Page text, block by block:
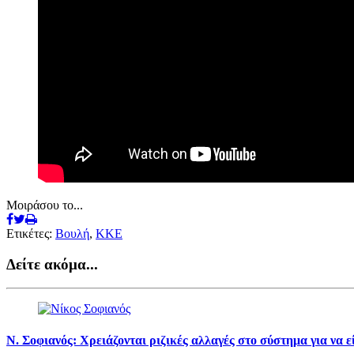
Μοιράσου το...
Ετικέτες: Βουλή, ΚΚΕ
Δείτε ακόμα...
Ν. Σοφιανός: Χρειάζονται ριζικές αλλαγές στο σύστημα για να